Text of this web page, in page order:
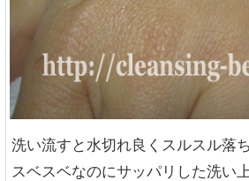
洗い流すと水切れ良くスルスル落ち
スベスベなのにサッパリした洗い